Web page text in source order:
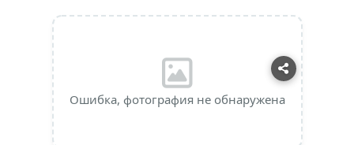
Ошибка, фотография не обнаружена